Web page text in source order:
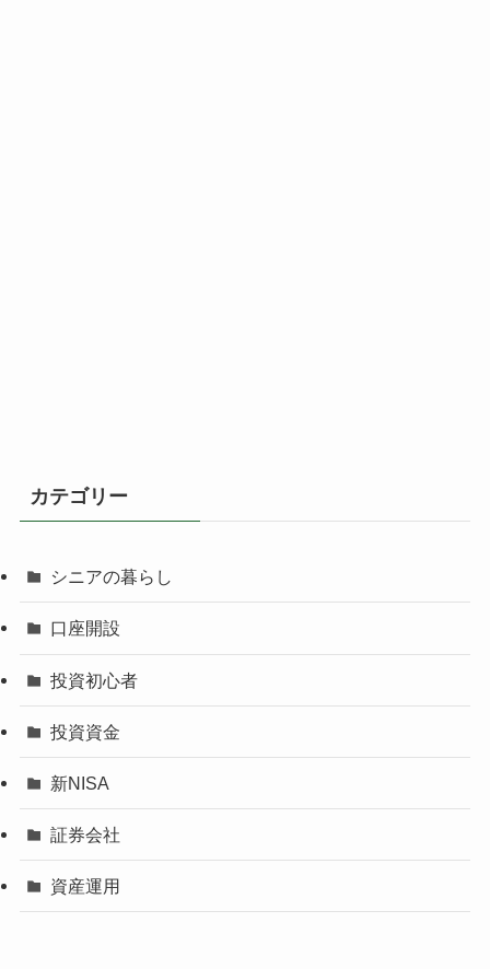
カテゴリー
シニアの暮らし
口座開設
投資初心者
投資資金
新NISA
証券会社
資産運用